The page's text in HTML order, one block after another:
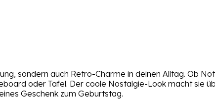
sondern auch Retro-Charme in deinen Alltag. Ob
oder Tafel. Der coole Nostalgie-Look macht sie
Geschenk zum Geburtstag.